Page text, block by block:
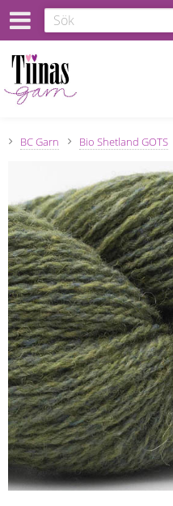
BC Garn Bio Shetland GOTS